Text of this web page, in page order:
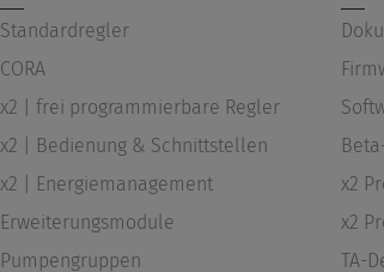
Standardregler
CORA
x2 | frei programmierbare Regler
x2 | Bedienung & Schnittstellen
x2 | Energiemanagement
Erweiterungsmodule
Pumpengruppen
x2
x2
TA-